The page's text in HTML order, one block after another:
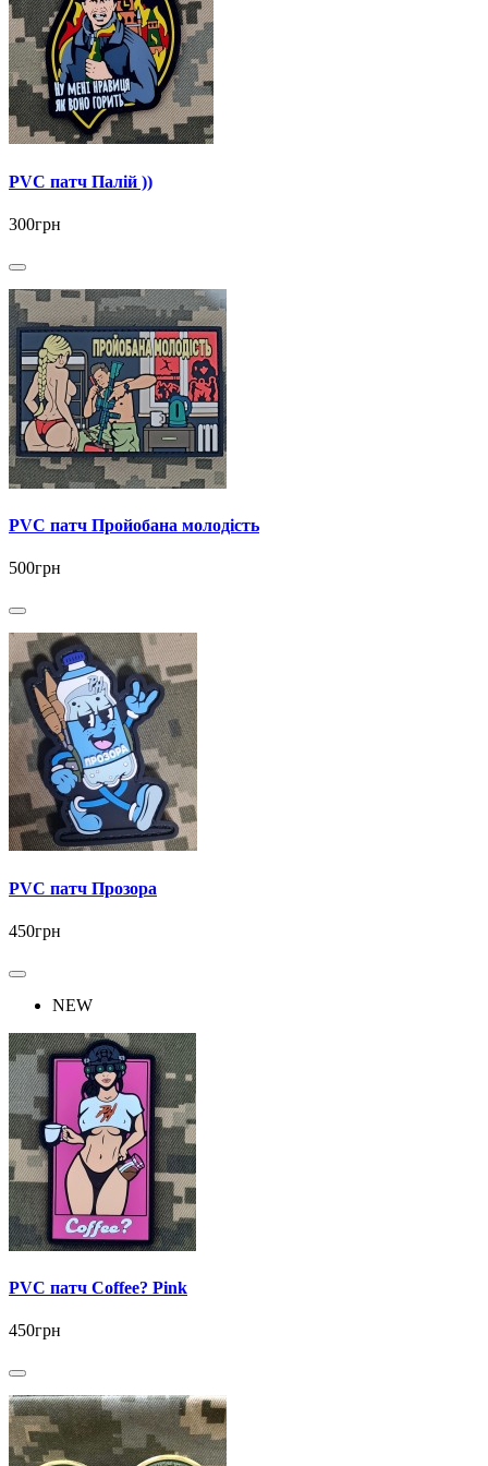
PVC патч Палій ))
300грн
PVC патч Пройобана молодість
500грн
PVC патч Прозора
450грн
NEW
PVC патч Coffee? Pink
450грн